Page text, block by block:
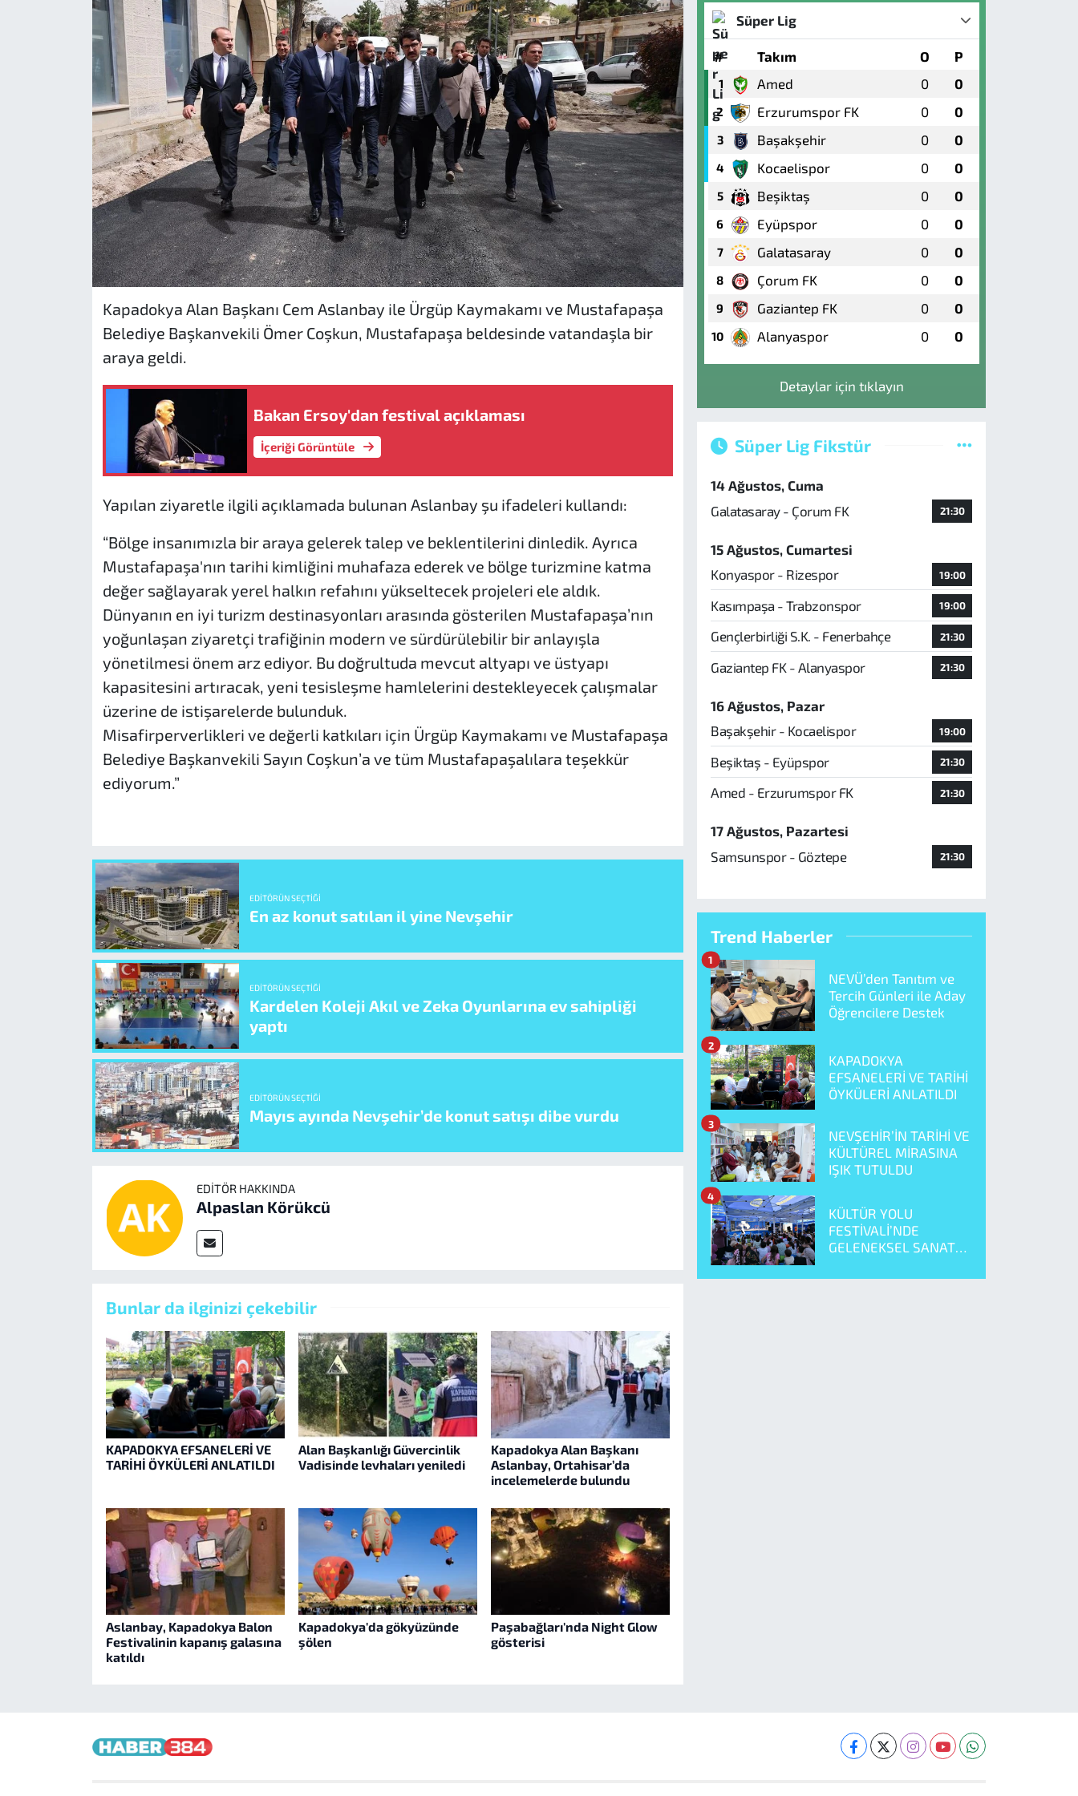
Kapadokya Alan Başkanı Cem Aslanbay ile Ürgüp Kaymakamı ve Mustafapaşa
Belediye Başkanvekili Ömer Coşkun, Mustafapaşa beldesinde vatandaşla bir
araya geldi.
Bakan Ersoy'dan festival açıklaması
İçeriği Görüntüle
Yapılan ziyaretle ilgili açıklamada bulunan Aslanbay şu ifadeleri kullandı:
“Bölge insanımızla bir araya gelerek talep ve beklentilerini dinledik. Ayrıca
Mustafapaşa'nın tarihi kimliğini muhafaza ederek ve bölge turizmine katma
değer sağlayarak yerel halkın refahını yükseltecek projeleri ele aldık.
Dünyanın en iyi turizm destinasyonları arasında gösterilen Mustafapaşa’nın
yoğunlaşan ziyaretçi trafiğinin modern ve sürdürülebilir bir anlayışla
yönetilmesi önem arz ediyor. Bu doğrultuda mevcut altyapı ve üstyapı
kapasitesini artıracak, yeni tesisleşme hamlelerini destekleyecek çalışmalar
üzerine de istişarelerde bulunduk.
Misafirperverlikleri ve değerli katkıları için Ürgüp Kaymakamı ve Mustafapaşa
Belediye Başkanvekili Sayın Coşkun’a ve tüm Mustafapaşalılara teşekkür
ediyorum.”
EDITÖRÜN SEÇTIĞI
En az konut satılan il yine Nevşehir
EDITÖRÜN SEÇTIĞI
Kardelen Koleji Akıl ve Zeka Oyunlarına ev sahipliği
yaptı
EDITÖRÜN SEÇTIĞI
Mayıs ayında Nevşehir’de konut satışı dibe vurdu
EDITÖR HAKKINDA
Alpaslan Körükcü
Bunlar da ilginizi çekebilir
KAPADOKYA EFSANELERİ VE
TARİHİ ÖYKÜLERİ ANLATILDI
Alan Başkanlığı Güvercinlik
Vadisinde levhaları yeniledi
Kapadokya Alan Başkanı
Aslanbay, Ortahisar’da
incelemelerde bulundu
Aslanbay, Kapadokya Balon
Festivalinin kapanış galasına
katıldı
Kapadokya'da gökyüzünde
şölen
Paşabağları'nda Night Glow
gösterisi
Süper Lig
# Takım O P
1 Amed 0 0
2 Erzurumspor FK 0 0
3 Başakşehir 0 0
4 Kocaelispor 0 0
5 Beşiktaş 0 0
6 Eyüpspor 0 0
7 Galatasaray 0 0
8 Çorum FK 0 0
9 Gaziantep FK 0 0
10 Alanyaspor 0 0
Detaylar için tıklayın
Süper Lig Fikstür
14 Ağustos, Cuma
Galatasaray - Çorum FK
21:30
15 Ağustos, Cumartesi
Konyaspor - Rizespor
19:00
Kasımpaşa - Trabzonspor 19:00
Gençlerbirliği S.K. - Fenerbahçe 21:30
Gaziantep FK - Alanyaspor 21:30
16 Ağustos, Pazar
Başakşehir - Kocaelispor
19:00
Beşiktaş - Eyüpspor 21:30
Amed - Erzurumspor FK 21:30
17 Ağustos, Pazartesi
Samsunspor - Göztepe
21:30
Trend Haberler
NEVÜ’den Tanıtım ve
Tercih Günleri ile Aday
Öğrencilere Destek
1
KAPADOKYA
EFSANELERİ VE TARİHİ
ÖYKÜLERİ ANLATILDI
2
NEVŞEHİR’İN TARİHİ VE
KÜLTÜREL MİRASINA
IŞIK TUTULDU
3
KÜLTÜR YOLU
FESTİVALİ’NDE
GELENEKSEL SANAT
4